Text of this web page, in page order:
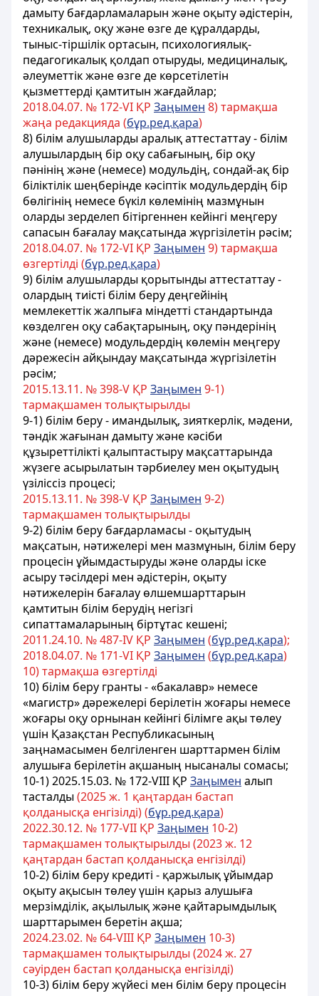
дамыту бағдарламаларын және оқыту әдістерін,
техникалық, оқу және өзге де құралдарды,
тыныс-тіршілік ортасын, психологиялық-
педагогикалық қолдап отыруды, медициналық,
әлеуметтік және өзге де көрсетілетін
қызметтерді қамтитын жағдайлар;
2018.04.07. № 172-VI ҚР Заңымен 8) тармақша
жаңа редакцияда (бұр.ред.қара)
8) білім алушыларды аралық аттестаттау - білім
алушылардың бір оқу сабағының, бір оқу
пәнінің және (немесе) модульдің, сондай-ақ бір
біліктілік шеңберінде кәсіптік модульдердің бір
бөлігінің немесе бүкіл көлемінің мазмұнын
оларды зерделеп бітіргеннен кейінгі меңгеру
сапасын бағалау мақсатында жүргізілетін рәсім;
2018.04.07. № 172-VI ҚР Заңымен 9) тармақша
өзгертілді (бұр.ред.қара)
9) білім алушыларды қорытынды аттестаттау -
олардың тиісті білім беру деңгейінің
мемлекеттік жалпыға міндетті стандартында
көзделген оқу сабақтарының, оқу пәндерінің
және (немесе) модульдердің көлемін меңгеру
дәрежесін айқындау мақсатында жүргізілетін
рәсім;
2015.13.11. № 398-V ҚР Заңымен 9-1)
тармақшамен толықтырылды
9-1) білім беру - имандылық, зияткерлік, мәдени,
тәндік жағынан дамыту және кәсіби
құзыреттілікті қалыптастыру мақсаттарында
жүзеге асырылатын тәрбиелеу мен оқытудың
үзіліссіз процесі;
2015.13.11. № 398-V ҚР Заңымен 9-2)
тармақшамен толықтырылды
9-2) білім беру бағдарламасы - оқытудың
мақсатын, нәтижелері мен мазмұнын, білім беру
процесін ұйымдастыруды және оларды іске
асыру тәсілдері мен әдістерін, оқыту
нәтижелерін бағалау өлшемшарттарын
қамтитын білім берудің негізгі
сипаттамаларының біртұтас кешені;
2011.24.10. № 487-ІV ҚР Заңымен (бұр.ред.қара);
2018.04.07. № 171-VІ ҚР Заңымен (бұр.ред.қара)
10) тармақша өзгертілді
10) білім беру гранты - «бакалавр» немесе
«магистр» дәрежелері берілетін жоғары немесе
жоғары оқу орнынан кейінгі білімге ақы төлеу
үшін Қазақстан Республикасының
заңнамасымен белгіленген шарттармен білім
алушыға берілетін ақшаның нысаналы сомасы;
10-1) 2025.15.03. № 172-VIII ҚР Заңымен алып
тасталды(2025 ж. 1 қаңтардан бастап
қолданысқа енгізілді) (бұр.ред.қара)
2022.30.12. № 177-VІІ ҚР Заңымен 10-2)
тармақшамен толықтырылды (2023 ж. 12
қаңтардан бастап қолданысқа енгізілді)
10-2) білім беру кредиті - қаржылық ұйымдар
оқыту ақысын төлеу үшін қарыз алушыға
мерзімділік, ақылылық және қайтарымдылық
шарттарымен беретін ақша;
2024.23.02. № 64-VIII ҚР Заңымен 10-3)
тармақшамен толықтырылды (2024 ж. 27
сәуірден бастап қолданысқа енгізілді)
10-3) білім беру жүйесі мен білім беру процесін